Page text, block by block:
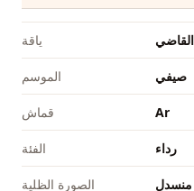
ياقة
الموسم صيفي
قماش Ar
الفئة رداء
الصورة الظلية منسدل